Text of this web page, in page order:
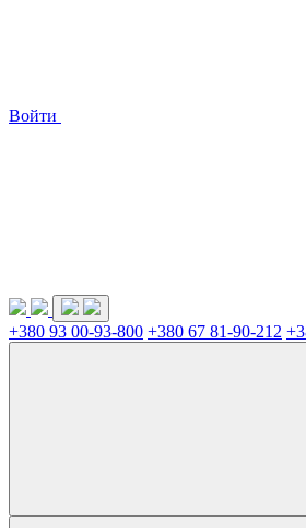
Войти
+380 93 00-93-800 +380 67 81-90-212